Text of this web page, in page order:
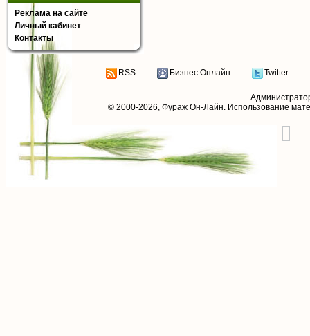
Реклама на сайте
Личный кабинет
Контакты
RSS Бизнес Онлайн Twitter
© 2000-2026, Фураж Он-Лайн. Использование